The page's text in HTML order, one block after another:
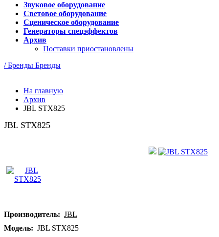
Звуковое оборудование
Световое оборудование
Сценическое оборудование
Генераторы спецэффектов
Архив
Поставки приостановлены
/ Бренды Бренды
На главную
Архив
JBL STX825
JBL STX825
Производитель: JBL
Модель: JBL STX825